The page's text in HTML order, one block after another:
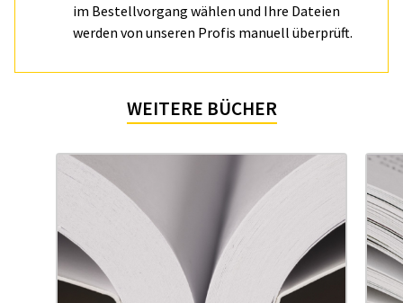
im Bestellvorgang wählen und Ihre Dateien
werden von unseren Profis manuell überprüft.
WEITERE BÜCHER